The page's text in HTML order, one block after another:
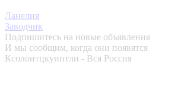
Ланелия
Заводчик
Подпишитесь на новые объявления
И мы сообщим, когда они появятся
Ксолоитцкуинтли - Вся Россия